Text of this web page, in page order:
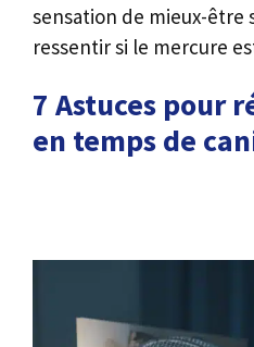
sensation de mieux-être
ressentir si le mercure
7 Astuces pour
en temps de